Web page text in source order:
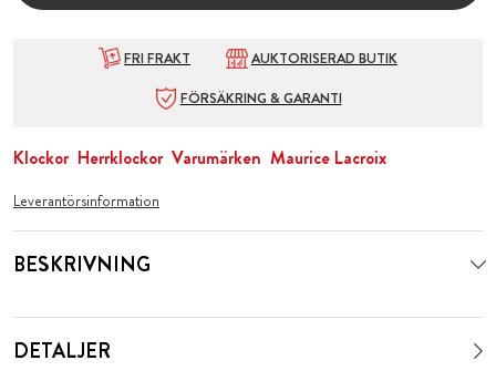
FRI FRAKT
AUKTORISERAD BUTIK
FÖRSÄKRING & GARANTI
Klockor Herrklockor Varumärken Maurice Lacroix
Leverantörsinformation
BESKRIVNING
DETALJER